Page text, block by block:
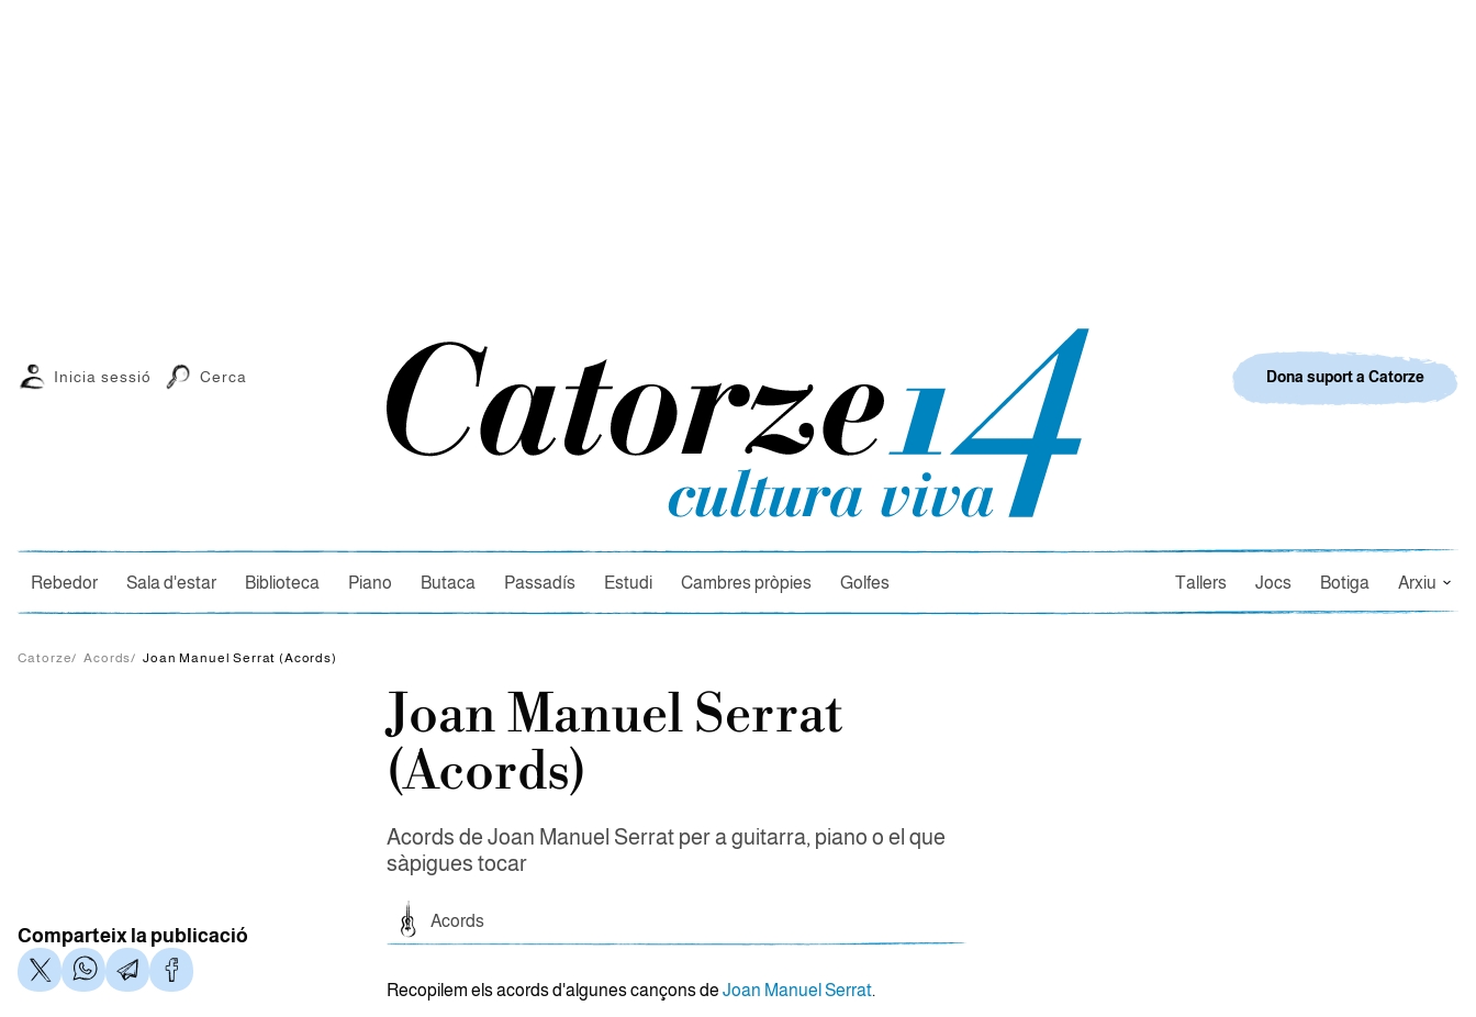
Cercador
Inicia sessió Cerca
Rebedor Sala d'estar Biblioteca Piano Butaca Passadís Estudi Cambres pròpies Golfes Tallers Jocs Botiga Arxiu
Dona suport a Catorze
Catorze/ Acords/ Joan Manuel Serrat (Acords)
Joan Manuel Serrat
(Acords)
Acords de Joan Manuel Serrat per a guitarra, piano o el que
sàpigues tocar
Acords
Comparteix la publicació
Recopilem els acords d'algunes cançons de Joan Manuel Serrat.